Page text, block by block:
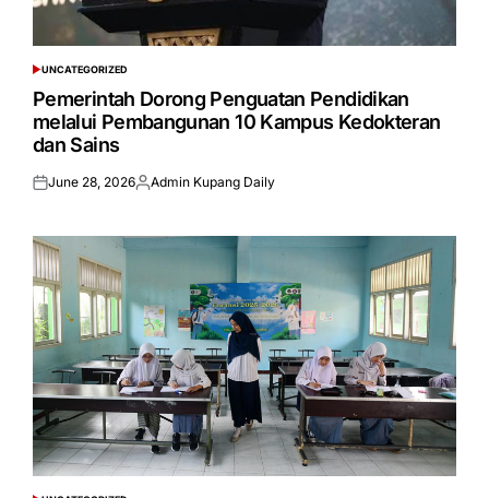
POSTED
IN
UNCATEGORIZED
Pemerintah Dorong Penguatan Pendidikan
melalui Pembangunan 10 Kampus Kedokteran
dan Sains
Posted
June 28, 2026Posted
Admin Kupang Daily